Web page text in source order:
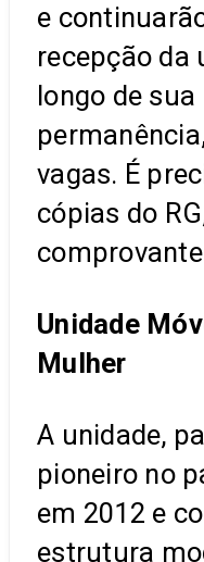
e
recepção da
longo de sua
vagas. É
cópias do
Unidade
Mulher
A unidade,
pioneiro no
em 2012 e
estrutura